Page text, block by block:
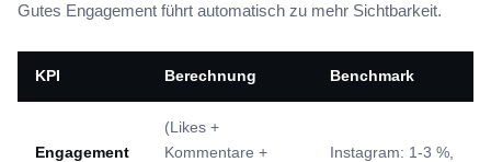
Gutes Engagement führt automatisch zu mehr Sichtbarkeit.
KPI Berechnung Benchmark
Engagement
(Likes +
Kommentare +
Instagram: 1-3 %,